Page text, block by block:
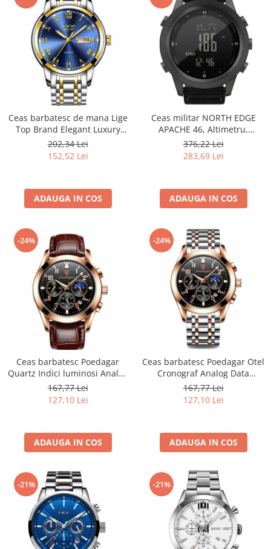
Ceas barbatesc de mana Lige
Top Brand Elegant Luxury
Casual Fashion Quartz
Argintiu/Albastru
202,34 Lei
152,52 Lei
ADAUGA IN COS
Ceas militar NORTH EDGE
APACHE 46, Altimetru,
Barometru, Cronometru,
Termometru, Pedometru,
Busola
376,22 Lei
283,69 Lei
ADAUGA IN COS
-24%
Ceas barbatesc Poedagar
Quartz Indici luminosi Analog
Piele Maro
167,77 Lei
127,10 Lei
ADAUGA IN COS
-24%
Ceas barbatesc Poedagar Otel
Cronograf Analog Data
Business
167,77 Lei
127,10 Lei
ADAUGA IN COS
-21% -21%